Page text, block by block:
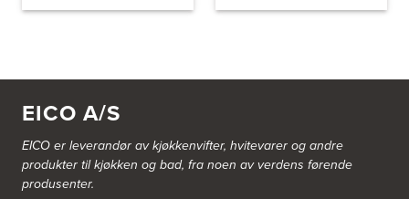
EICO A/S
EICO er leverandør av kjøkkenvifter, hvitevarer og andre
produkter til kjøkken og bad, fra noen av verdens førende
produsenter.